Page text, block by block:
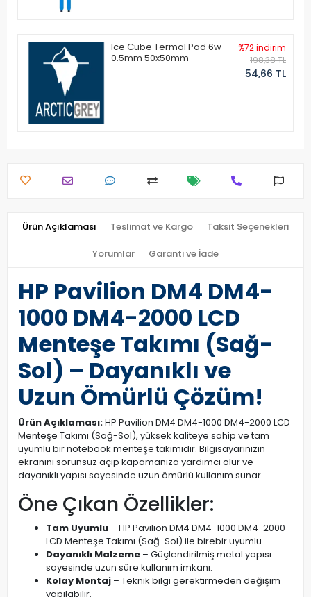
Ice Cube Termal Pad 6w
0.5mm 50x50mm
%72 indirim
198,38 TL
54,66 TL
Ürün Açıklaması Teslimat ve Kargo Taksit Seçenekleri
Yorumlar Garanti ve İade
HP Pavilion DM4 DM4-
1000 DM4-2000 LCD
Menteşe Takımı (Sağ-
Sol) – Dayanıklı ve
Uzun Ömürlü Çözüm!
Ürün Açıklaması:HP Pavilion DM4 DM4-1000 DM4-2000 LCD
Menteşe Takımı (Sağ-Sol), yüksek kaliteye sahip ve tam
uyumlu bir notebook menteşe takımıdır. Bilgisayarınızın
ekranını sorunsuz açıp kapamanıza yardımcı olur ve
dayanıklı yapısı sayesinde uzun ömürlü kullanım sunar.
Öne Çıkan Özellikler:
Tam Uyumlu – HP Pavilion DM4 DM4-1000 DM4-2000
LCD Menteşe Takımı (Sağ-Sol) ile birebir uyumlu.
Dayanıklı Malzeme – Güçlendirilmiş metal yapısı
sayesinde uzun süre kullanım imkanı.
Kolay Montaj – Teknik bilgi gerektirmeden değişim
yapılabilir.